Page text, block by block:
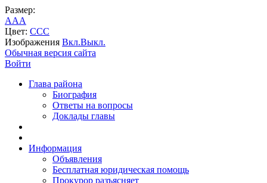
Размер:
AAA
Цвет: CCC
Изображения Вкл.Выкл.
Обычная версия сайта
Войти
Глава района
Биография
Ответы на вопросы
Доклады главы
Информация
Объявления
Бесплатная юридическая помощь
Прокурор разъясняет